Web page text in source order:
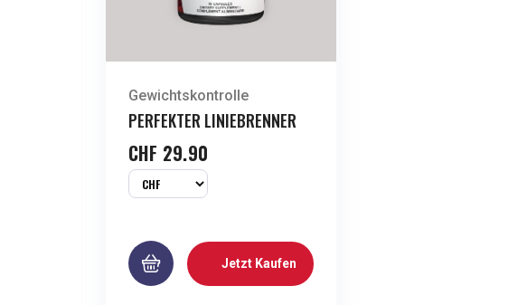
Gewichtskontrolle
PERFEKTER LINIEBRENNER
CHF 29.90
Jetzt Kaufen